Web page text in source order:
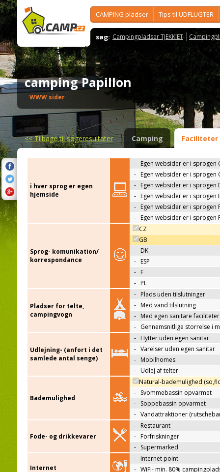
CAMPING pladser Tips til UDFLUGTER
søg: Campingpladser TJEKKIET
camping Papillon
WWW sider
<<Tilbage til søgeresultater Camping Faciliteter
i hver sprog er egen
hjemside
- Egen websider er i sprogen
- Egen websider er i sprogen
- Egen websider er i sprogen
- Egen websider er i sprogen
- Egen websider er i sprogen
- Egen websider er i sprogen
Sprog- komunikation/
korrespondance
CZ
GB
- DK
- ESP
- F
- PL
Pladser for telte,
campingvogn
- Plads uden tilslutninger
- Med vand tilslutning
- Med egen sanitare faciliteter
- Gennemsnitlige storrelse i
Udlejning- (anfort i det
samlede antal senge)
- Hytter uden egen sanitar
- Varelser uden egen sanitar
- Mobilhomes
- Udlej af telter
Bademulighed
Natural-bademulighed
- Svommebassin opvarmet
- Soppebassin opvarmet
- Vandattraktioner
Fode- og drikkevarer
- Restaurant
- Forfriskninger
- Supermarked
Internet
- Internet point
- WiFi- min. 80%